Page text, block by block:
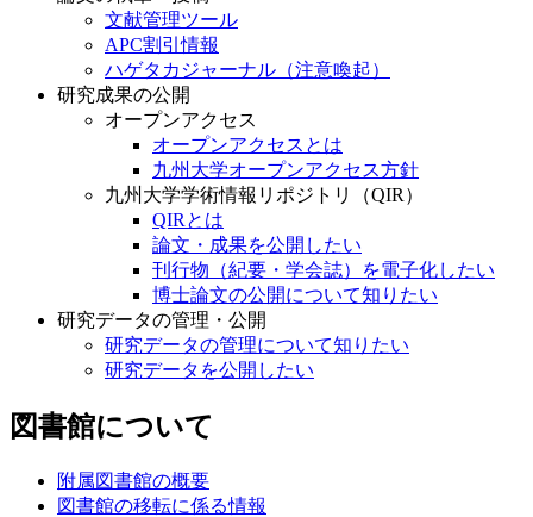
文献管理ツール
APC割引情報
ハゲタカジャーナル（注意喚起）
研究成果の公開
オープンアクセス
オープンアクセスとは
九州大学オープンアクセス方針
九州大学学術情報リポジトリ（QIR）
QIRとは
論文・成果を公開したい
刊行物（紀要・学会誌）を電子化したい
博士論文の公開について知りたい
研究データの管理・公開
研究データの管理について知りたい
研究データを公開したい
図書館について
附属図書館の概要
図書館の移転に係る情報